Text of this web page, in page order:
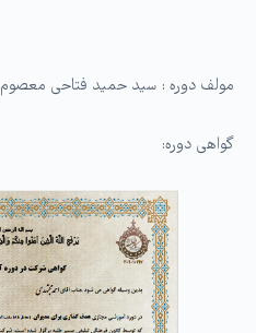
مولف دوره : سید حمید فتاحی معصوم
گواهی دوره: